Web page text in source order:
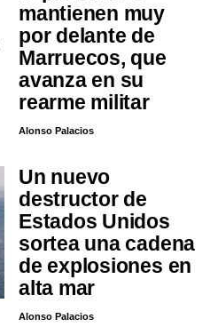
mantienen muy
por delante de
Marruecos, que
avanza en su
rearme militar
Alonso Palacios
Un nuevo
destructor de
Estados Unidos
sortea una cadena
de explosiones en
alta mar
Alonso Palacios